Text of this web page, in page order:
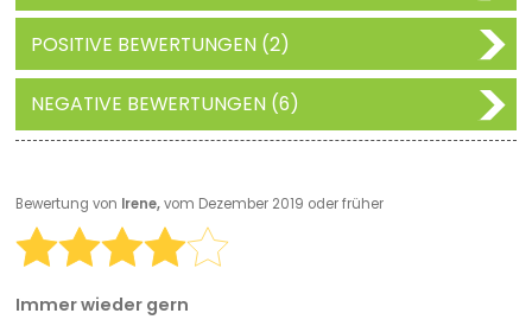
POSITIVE BEWERTUNGEN (2)
NEGATIVE BEWERTUNGEN (6)
Bewertung von Irene,vom Dezember 2019 oder früher
Immer wieder gern